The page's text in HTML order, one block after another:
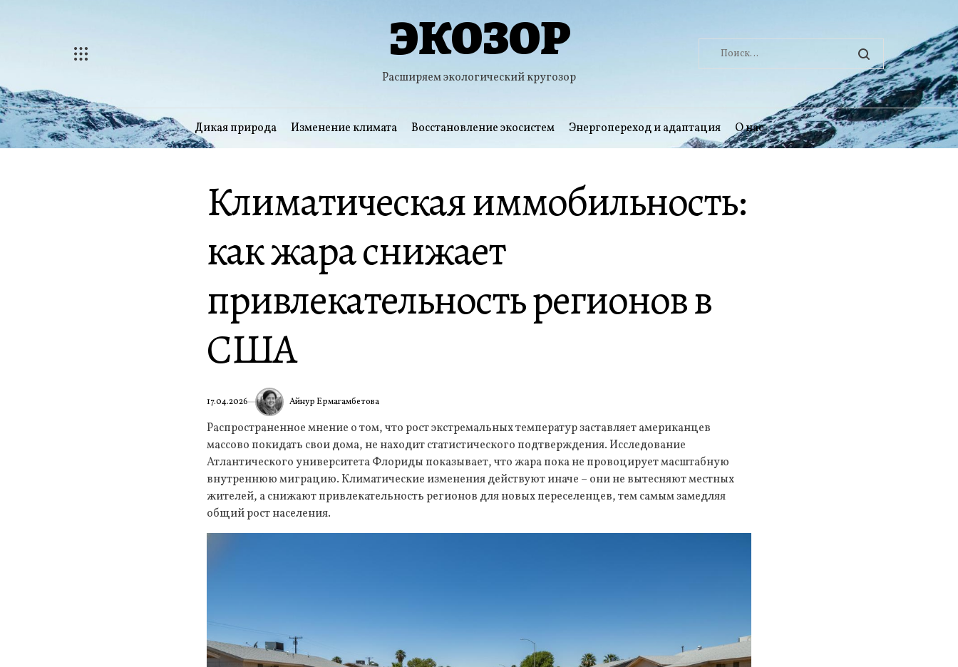
ЭКОЗОР
Расширяем экологический кругозор
Найти:
Дикая природа Изменение климата Восстановление экосистем Энергопереход и адаптация О нас
Климатическая иммобильность:
как жара снижает
привлекательность регионов в
США
17.04.2026 Айнур Ермагамбетова
Распространенное мнение о том, что рост экстремальных температур заставляет американцев
массово покидать свои дома, не находит статистического подтверждения. Исследование
Атлантического университета Флориды показывает, что жара пока не провоцирует масштабную
внутреннюю миграцию. Климатические изменения действуют иначе – они не вытесняют местных
жителей, а снижают привлекательность регионов для новых переселенцев, тем самым замедляя
общий рост населения.